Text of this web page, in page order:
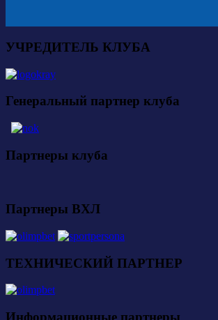
УЧРЕДИТЕЛЬ КЛУБА
Генеральный партнер клуба
Партнеры клуба
Партнеры ВХЛ
ТЕХНИЧЕСКИЙ ПАРТНЕР
Информационные партнеры